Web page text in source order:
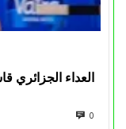
العداء الجزائري
0